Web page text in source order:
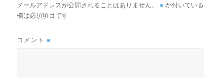
メールアドレスが公開されることはありません。 ※ が付いている
欄は必須項目です
コメント※